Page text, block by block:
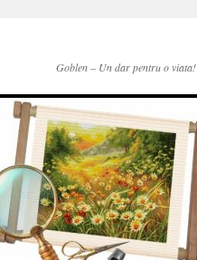
Goblen – Un dar pentru o viata!